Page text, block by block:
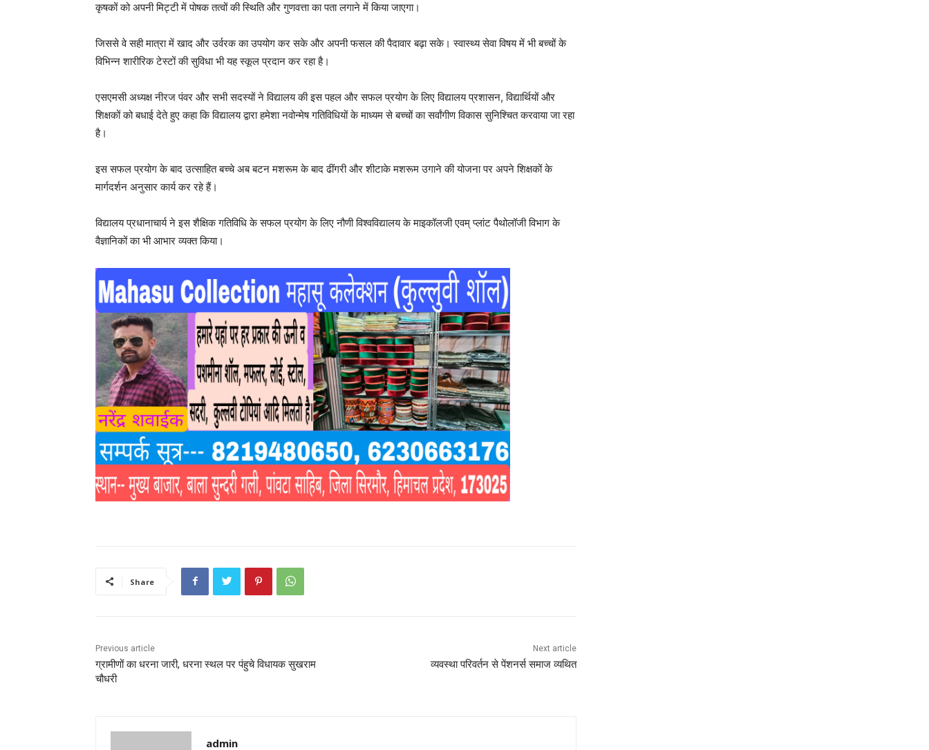
कृषकों को अपनी मिट्टी में पोषक तत्वों की स्थिति और गुणवत्ता का पता लगाने में किया जाएगा।
जिससे वे सही मात्रा में खाद और उर्वरक का उपयोग कर सके और अपनी फसल की पैदावार बढ़ा सके। स्वास्थ्य सेवा विषय में भी बच्चों के
विभिन्न शारीरिक टेस्टों की सुविधा भी यह स्कूल प्रदान कर रहा है।
एसएमसी अध्यक्ष नीरज पंवर और सभी सदस्यों ने विद्यालय की इस पहल और सफल प्रयोग के लिए विद्यालय प्रशासन, विद्यार्थियों और
शिक्षकों को बधाई देते हुए कहा कि विद्यालय द्वारा हमेशा नवोन्मेष गतिविधियों के माध्यम से बच्चों का सर्वांगीण विकास सुनिश्चित करवाया जा रहा
है।
इस सफल प्रयोग के बाद उत्साहित बच्चे अब बटन मशरूम के बाद ढींगरी और शीटाके मशरूम उगाने की योजना पर अपने शिक्षकों के
मार्गदर्शन अनुसार कार्य कर रहे हैं।
विद्यालय प्रधानाचार्य ने इस शैक्षिक गतिविधि के सफल प्रयोग के लिए नौणी विश्वविद्यालय के माइकॉलजी एवम् प्लांट पैथोलॉजी विभाग के
वैज्ञानिकों का भी आभार व्यक्त किया।
Share
Previous article
ग्रामीणों का धरना जारी, धरना स्थल पर पंहुचे विधायक सुखराम
चौधरी
Next article
व्यवस्था परिवर्तन से पेंशनर्स समाज व्यथित
admin